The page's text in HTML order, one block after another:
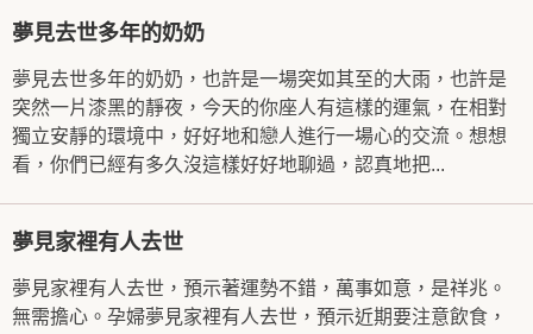
夢見去世多年的奶奶
夢見去世多年的奶奶，也許是一場突如其至的大雨，也許是
突然一片漆黑的靜夜，今天的你座人有這樣的運氣，在相對
獨立安靜的環境中，好好地和戀人進行一場心的交流。想想
看，你們已經有多久沒這樣好好地聊過，認真地把...
夢見家裡有人去世
夢見家裡有人去世，預示著運勢不錯，萬事如意，是祥兆。
無需擔心。孕婦夢見家裡有人去世，預示近期要注意飲食，